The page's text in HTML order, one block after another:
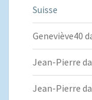
Suisse
Geneviève40
Jean-Pierre
Jean-Pierre